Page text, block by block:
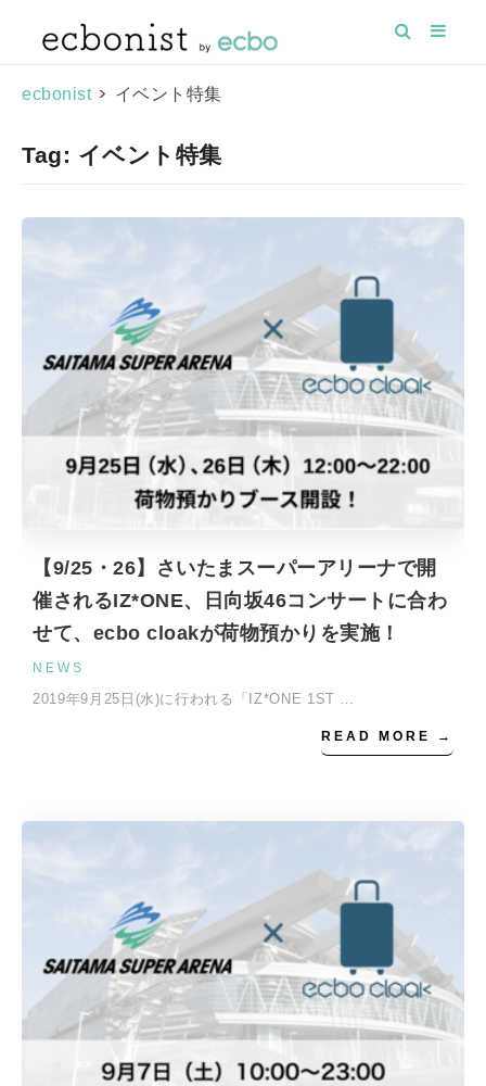
ecbonist > イベント特集
Tag: イベント特集
【9/25・26】さいたまスーパーアリーナで開
催されるIZ*ONE、日向坂46コンサートに合わ
せて、ecbo cloakが荷物預かりを実施！
NEWS
2019年9月25日(水)に行われる「IZ*ONE 1ST …
READ MORE →